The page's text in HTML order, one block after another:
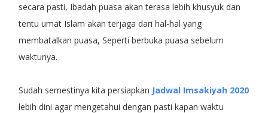
secara pasti, Ibadah puasa akan terasa lebih khusyuk dan
tentu umat Islam akan terjaga dari hal-hal yang
membatalkan puasa, Seperti berbuka puasa sebelum
waktunya.
Sudah semestinya kita persiapkan Jadwal Imsakiyah 2020
lebih dini agar mengetahui dengan pasti kapan waktu